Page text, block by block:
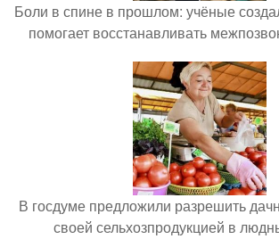
Боли в спине в прошлом: учёные
помогает восстанавливать
В госдуме предложили разрешить
своей сельхозпродукцией в